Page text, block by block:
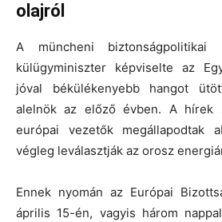
olajról
A müncheni biztonságpolitikai
külügyminiszter képviselte az
jóval békülékenyebb hangot
alelnök az előző évben. A hírek
európai vezetők megállapodtak
végleg leválasztják az orosz
Ennek nyomán az Európai
április 15-én, vagyis három